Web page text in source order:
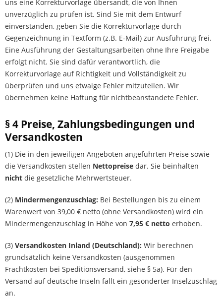
uns eine Korrekturvorlage übersandt, die von Ihnen
unverzüglich zu prüfen ist. Sind Sie mit dem Entwurf
einverstanden, geben Sie die Korrekturvorlage durch
Gegenzeichnung in Textform (z.B. E-Mail) zur Ausführung frei.
Eine Ausführung der Gestaltungsarbeiten ohne Ihre Freigabe
erfolgt nicht. Sie sind dafür verantwortlich, die
Korrekturvorlage auf Richtigkeit und Vollständigkeit zu
überprüfen und uns etwaige Fehler mitzuteilen. Wir
übernehmen keine Haftung für nichtbeanstandete Fehler.
§ 4 Preise, Zahlungsbedingungen und
Versandkosten
(1) Die in den jeweiligen Angeboten angeführten Preise sowie
die Versandkosten stellen Nettopreise dar. Sie beinhalten
nicht die gesetzliche Mehrwertsteuer.
(2) Mindermengenzuschlag: Bei Bestellungen bis zu einem
Warenwert von 39,00 € netto (ohne Versandkosten) wird ein
Mindermengenzuschlag in Höhe von 7,95 € netto erhoben.
(3) Versandkosten Inland (Deutschland): Wir berechnen
grundsätzlich keine Versandkosten (ausgenommen
Frachtkosten bei Speditionsversand, siehe § 5a). Für den
Versand auf deutsche Inseln fällt ein gesonderter Inselzuschlag
an.